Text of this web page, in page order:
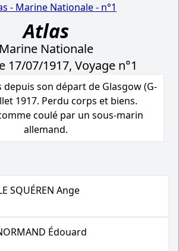
- Marine Nationale - n°1
Atlas
Marine Nationale
17/07/1917, Voyage n°1
depuis son départ de Glasgow (G-
1917. Perdu corps et biens.
coulé par un sous-marin
allemand.
SQUÉREN Ange
Édouard